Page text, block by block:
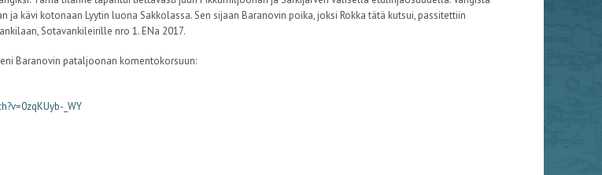
ja kävi kotonaan Lyytin luona Sakkolassa. Sen sijaan Baranovin poika, joksi Rokka tätä kutsui, passitettiin
Sotavankileirille nro 1. ENa 2017.
Baranovin pataljoonan komentokorsuun:
_WY